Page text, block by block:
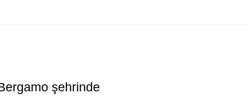
şehrinde